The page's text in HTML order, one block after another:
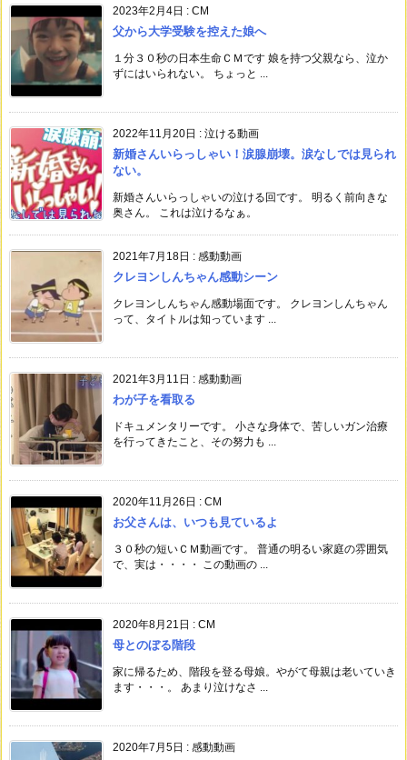
2023年2月4日 : CM
父から大学受験を控えた娘へ
１分３０秒の日本生命ＣＭです 娘を持つ父親なら、泣か
ずにはいられない。 ちょっと ...
2022年11月20日 : 泣ける動画
新婚さんいらっしゃい！涙腺崩壊。涙なしでは見られ
ない。
新婚さんいらっしゃいの泣ける回です。 明るく前向きな
奥さん。 これは泣けるなぁ。
2021年7月18日 : 感動動画
クレヨンしんちゃん感動シーン
クレヨンしんちゃん感動場面です。 クレヨンしんちゃん
って、タイトルは知っています ...
2021年3月11日 : 感動動画
わが子を看取る
ドキュメンタリーです。 小さな身体で、苦しいガン治療
を行ってきたこと、その努力も ...
2020年11月26日 : CM
お父さんは、いつも見ているよ
３０秒の短いＣＭ動画です。 普通の明るい家庭の雰囲気
で、実は・・・・ この動画の ...
2020年8月21日 : CM
母とのぼる階段
家に帰るため、階段を登る母娘。やがて母親は老いていき
ます・・・。 あまり泣けなさ ...
2020年7月5日 : 感動動画